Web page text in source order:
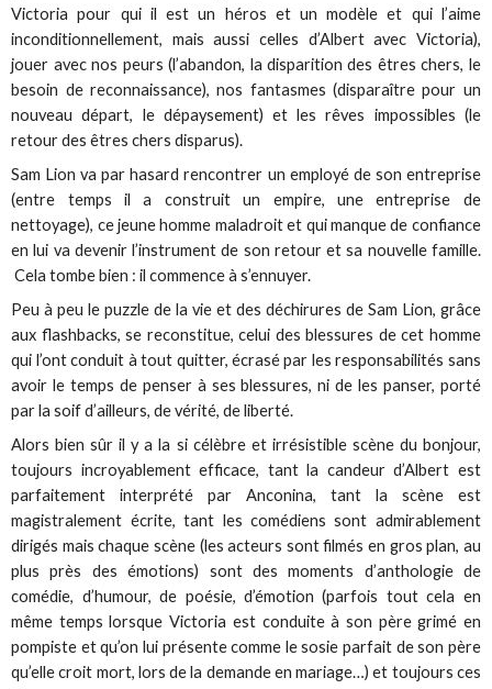
Victoria pour qui il est un héros et un modèle et qui l’aime
inconditionnellement, mais aussi celles d’Albert avec Victoria),
jouer avec nos peurs (l’abandon, la disparition des êtres chers, le
besoin de reconnaissance), nos fantasmes (disparaître pour un
nouveau départ, le dépaysement) et les rêves impossibles (le
retour des êtres chers disparus).
Sam Lion va par hasard rencontrer un employé de son entreprise
(entre temps il a construit un empire, une entreprise de
nettoyage), ce jeune homme maladroit et qui manque de confiance
en lui va devenir l’instrument de son retour et sa nouvelle famille.
Cela tombe bien : il commence à s’ennuyer.
Peu à peu le puzzle de la vie et des déchirures de Sam Lion, grâce
aux flashbacks, se reconstitue, celui des blessures de cet homme
qui l’ont conduit à tout quitter, écrasé par les responsabilités sans
avoir le temps de penser à ses blessures, ni de les panser, porté
par la soif d’ailleurs, de vérité, de liberté.
Alors bien sûr il y a la si célèbre et irrésistible scène du bonjour,
toujours incroyablement efficace, tant la candeur d’Albert est
parfaitement interprété par Anconina, tant la scène est
magistralement écrite, tant les comédiens sont admirablement
dirigés mais chaque scène (les acteurs sont filmés en gros plan, au
plus près des émotions) sont des moments d’anthologie de
comédie, d’humour, de poésie, d’émotion (parfois tout cela en
même temps lorsque Victoria est conduite à son père grimé en
pompiste et qu’on lui présente comme le sosie parfait de son père
qu’elle croit mort, lors de la demande en mariage…) et toujours ces